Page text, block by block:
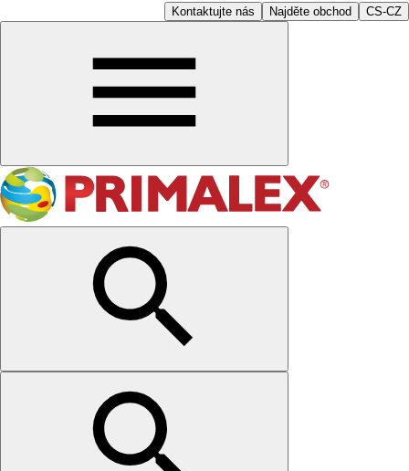
Kontaktujte nás Najděte obchod CS-CZ